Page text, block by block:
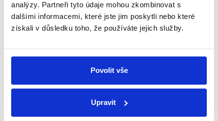
analýzy. Partneři tyto údaje mohou zkombinovat s
dalšími informacemi, které jste jim poskytli nebo které
získali v důsledku toho, že používáte jejich služby.
Povolit vše
Upravit
Sliby vlády Petra Fialy (2021–⁠⁠⁠⁠⁠⁠2025)
Speciální výstup Demagog.cz k plnění slibů vlády
Číst dál
Zůstaňme v kontaktu